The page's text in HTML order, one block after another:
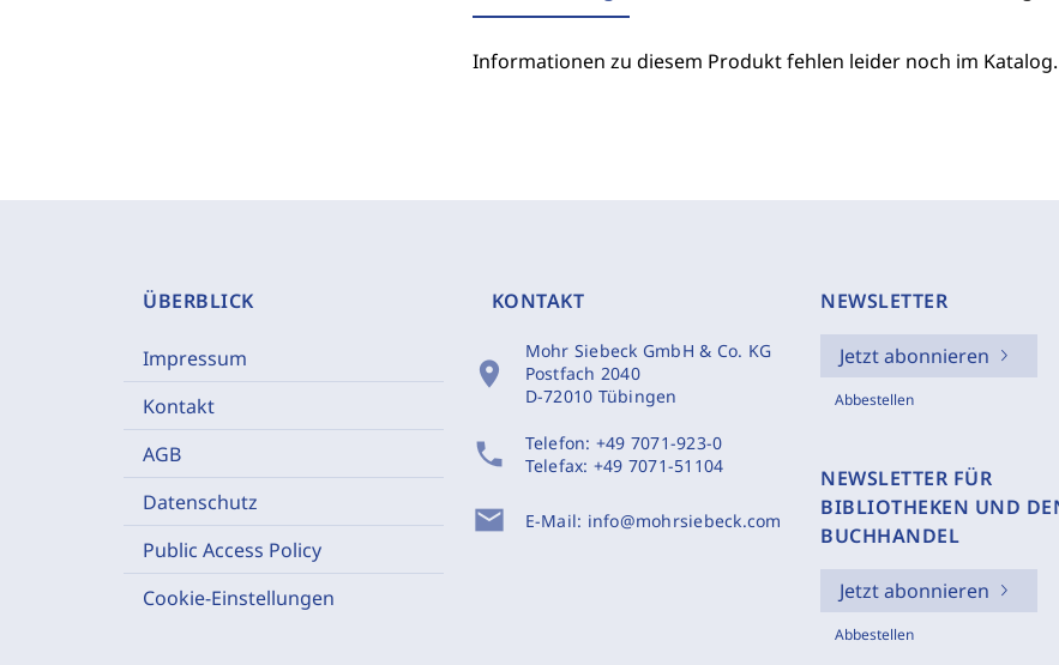
Informationen zu diesem Produkt fehlen leider noch im Katalog.
ÜBERBLICK
Impressum
Kontakt
AGB
Datenschutz
Public Access Policy
Cookie-Einstellungen
KONTAKT
location_on
Mohr Siebeck GmbH & Co. KG
Postfach 2040
D-72010 Tübingen
phone Telefon: +49 7071-923-0
Telefax: +49 7071-51104
mail E-Mail: info@mohrsiebeck.com
NEWSLETTER
Jetzt abonnieren
Abbestellen
NEWSLETTER FÜR
BIBLIOTHEKEN UND
BUCHHANDEL
Jetzt abonnieren
Abbestellen